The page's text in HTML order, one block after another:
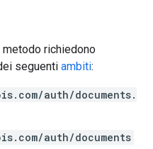
richiedono
seguenti ambiti:
auth/documents.
auth/documents